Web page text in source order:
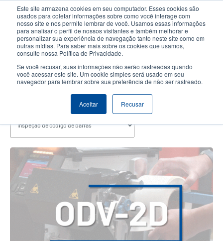
Este site armazena cookies em seu computador. Esses cookies são
usados para coletar informações sobre como você interage com
nosso site e nos permite lembrar de você. Usamos essas informações
para analisar o perfil de nossos visitantes e também melhorar e
personalizar sua experiência de navegação tanto neste site como em
outras mídias. Para saber mais sobre os cookies que usamos,
consulte nossa Política de Privacidade.
Se você recusar, suas informações não serão rastreadas quando
você acessar este site. Um cookie simples será usado em seu
navegador para lembrar sobre sua preferência de não ser rastreado.
Aceitar Recusar
conteúdo
principal
User
account
User
Header
Seletor de Produto Contactar Vendas
Inspeção De Código De Barras